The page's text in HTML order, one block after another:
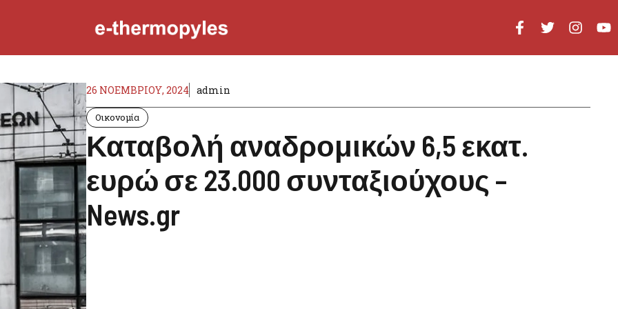
26 ΝΟΕΜΒΡΊΟΥ, 2024 admin
Οικονομία
Καταβολή αναδρομικών 6,5 εκατ.
ευρώ σε 23.000 συνταξιούχους –
News.gr